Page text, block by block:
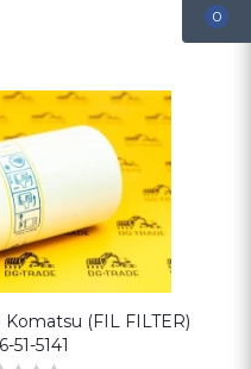
(FIL FILTER)
51-5141
0